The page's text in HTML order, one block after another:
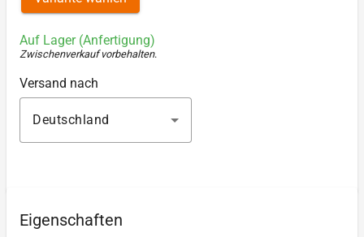
Auf Lager (Anfertigung)
Zwischenverkauf vorbehalten.
Versand nach
Deutschland
Eigenschaften